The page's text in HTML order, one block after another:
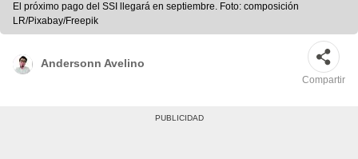
El próximo pago del SSI llegará en septiembre. Foto: composición
LR/Pixabay/Freepik
Andersonn Avelino
Compartir